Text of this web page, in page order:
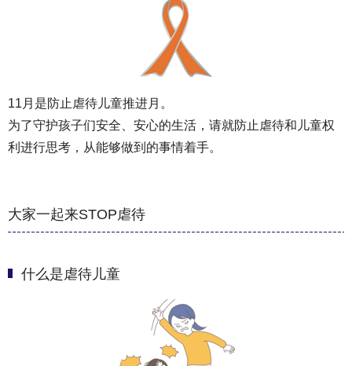
11月是防止虐待儿童推进月。
为了守护孩子们安全、安心的生活，请就防止虐待和儿童权
利进行思考，从能够做到的事情着手。
大家一起来STOP虐待
什么是虐待儿童